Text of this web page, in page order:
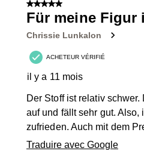
avis.
5 sur 5 étoiles.
Für meine Figur
Chrissie Lunkalon
ACHETEUR VÉRIFIÉ
il y a 11 mois
Der Stoff ist relativ
auf und fällt sehr gut. Also,
zufrieden. Auch mit dem
Traduire avec Google